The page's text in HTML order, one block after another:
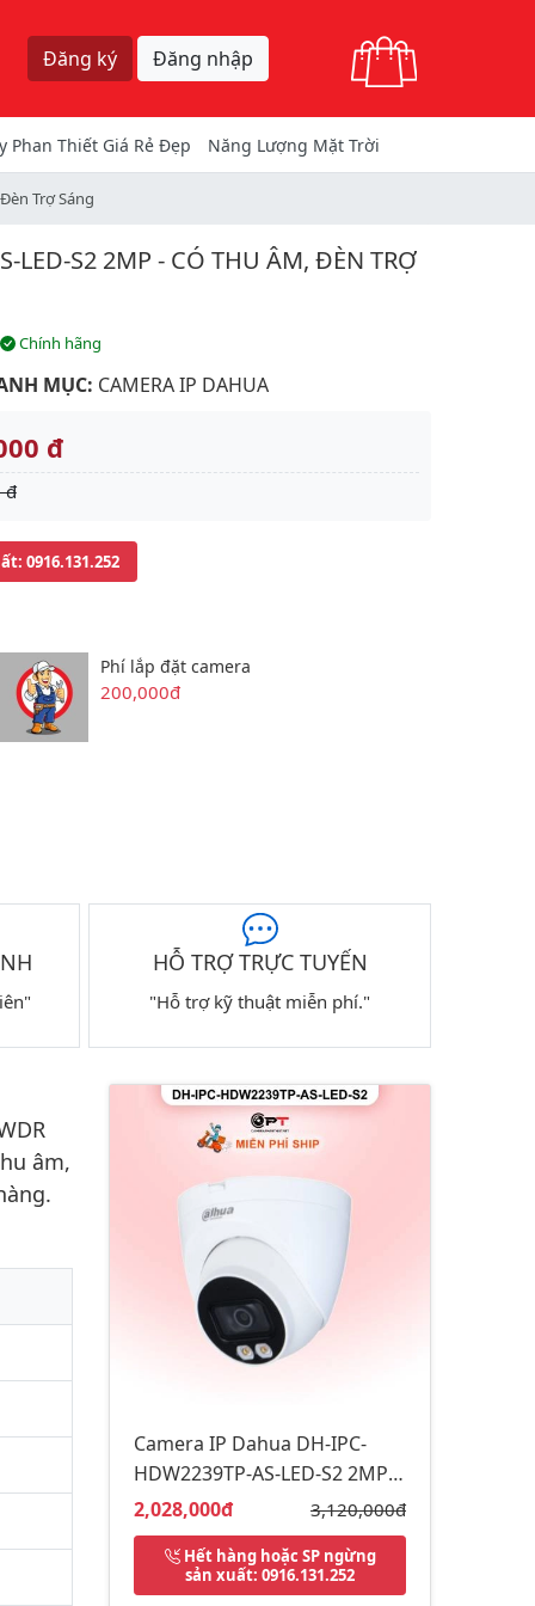
Đăng ký Đăng nhập
Phan Thiết Giá Rẻ Đẹp Năng Lượng Mặt Trời
Trợ Sáng
LED-S2 2MP - CÓ THU ÂM, ĐÈN TRỢ
Chính hãng
MỤC: CAMERA IP DAHUA
đ
đ
: 0916.131.252
Phí lắp đặt camera
200,000đ
HỖ TRỢ TRỰC TUYẾN
"Hỗ trợ kỹ thuật miễn phí."
âm,
Camera IP Dahua DH-IPC-
HDW2239TP-AS-LED-S2 2MP -
có thu âm, đèn trợ sáng
Giá bán:
2,028,000đ Giá gốc:
3,120,000đ
Hết hàng hoặc SP ngừng
sản xuất: 0916.131.252